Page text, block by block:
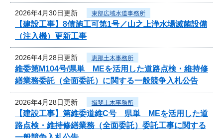
2026年4月30日更新 東部広域水道事務所
【建設工事】8債施工可第1号／山之上浄水場滅菌設備
（注入機）更新工事
2026年4月28日更新 恵那土木事務所
維委第M104号/県単 MEを活用した道路点検・維持修
繕業務委託（全面委託）に関する一般競争入札公告
2026年4月28日更新 揖斐土木事務所
【建設工事】第維委道維C号 県単 MEを活用した道
路点検・維持修繕業務（全面委託）委託工事に関する